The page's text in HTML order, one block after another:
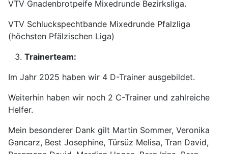
VTV Gnadenbrotpeife Mixedrunde Bezirksliga.
VTV Schluckspechtbande Mixedrunde Pfalzliga
(höchsten Pfälzischen Liga)
Trainerteam:
Im Jahr 2025 haben wir 4 D-Trainer ausgebildet.
Weiterhin haben wir noch 2 C-Trainer und zahlreiche
Helfer.
Mein besonderer Dank gilt Martin Sommer, Veronika
Gancarz, Best Josephine, Türsüz Melisa, Tran David,